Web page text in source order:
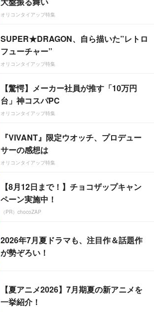
オリコンタイアップ特集
SUPER★DRAGON、自ら描いた”レトロ
フューチャー”
オリコンタイアップ特集
【驚愕】メーカー社員が推す「10万円
台」神コスパPC
オリコンタイアップ特集
『VIVANT』限定ウオッチ、プロデュー
サーの感想は
オリコンタイアップ特集
【8月12日まで！】チョコザップキャン
ペーン実施中！
（PR）chocoZAP
2026年7月夏ドラマも、注目作＆話題作
が勢ぞろい！
【夏アニメ2026】7月期夏の新アニメを
一挙紹介！